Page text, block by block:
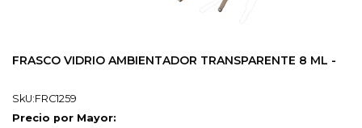
FRASCO VIDRIO AMBIENTADOR TRANSPARENTE 8 ML -
SkU:FRC1259
Precio por Mayor: